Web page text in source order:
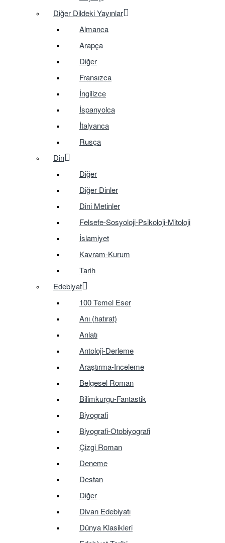
Diğer Dildeki Yayınlar
Almanca
Arapça
Diğer
Fransızca
İngilizce
İspanyolca
İtalyanca
Rusça
Din
Diğer
Diğer Dinler
Dini Metinler
Felsefe-Sosyoloji-Psikoloji-Mitoloji
İslamiyet
Kavram-Kurum
Tarih
Edebiyat
100 Temel Eser
Anı (hatırat)
Anlatı
Antoloji-Derleme
Araştırma-Inceleme
Belgesel Roman
Bilimkurgu-Fantastik
Biyografi
Biyografi-Otobiyografi
Çizgi Roman
Deneme
Destan
Diğer
Divan Edebiyatı
Dünya Klasikleri